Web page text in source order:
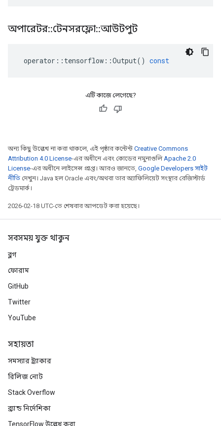
অপারেটর::টেনসরফ্লো::আউটপুট
operator :: tensorflow ::Output() const
এটি কাজে লেগেছে?
অন্য কিছু উল্লেখ না করা থাকলে, এই পৃষ্ঠার কন্টেন্ট Creative Commons
Attribution 4.0 License-এর অধীনে এবং কোডের নমুনাগুলিApache 2.0
License-এর অধীনে লাইসেন্স প্রাপ্ত। আরও জানতে, Google Developers সাইট
নীতি দেখুন। Java হল Oracle এবং/অথবা তার অ্যাফিলিয়েট সংস্থার রেজিস্টার্ড
ট্রেডমার্ক।
2026-02-18 UTC-তে শেষবার আপডেট করা হয়েছে।
সবসময় যুক্ত থাকুন
ব্লগ
ফোরাম
GitHub
Twitter
YouTube
সহায়তা
সমস্যার ট্র্যাকার
রিলিজ নোট
Stack Overflow
ব্র্যান্ড নির্দেশিকা
TensorFlow উল্লেখ করা